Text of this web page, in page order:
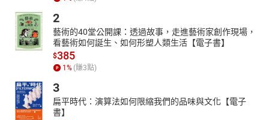
2
藝術的40堂公開課：透過故事，走進藝術家創作現場，
看藝術如何誕生、如何形塑人類生活【電子書】
$385
1% (賺3點)
3
扁平時代：演算法如何限縮我們的品味與文化【電子
書】